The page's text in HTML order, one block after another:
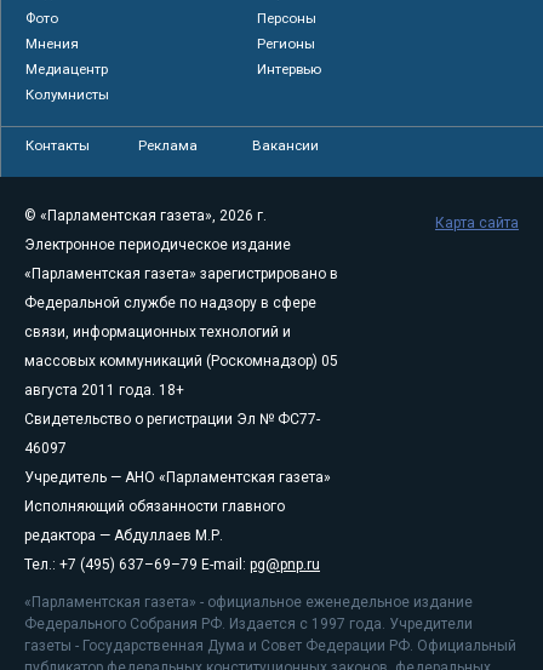
Фото
Персоны
Мнения
Регионы
Медиацентр
Интервью
Колумнисты
Контакты Реклама Вакансии
© «Парламентская газета», 2026 г.
Электронное периодическое издание
«Парламентская газета» зарегистрировано в
Федеральной службе по надзору в сфере
связи, информационных технологий и
массовых коммуникаций (Роскомнадзор) 05
августа 2011 года. 18+
Свидетельство о регистрации Эл № ФС77-
46097
Учредитель — АНО «Парламентская газета»
Исполняющий обязанности главного
редактора — Абдуллаев М.Р.
Тел.: +7 (495) 637–69–79 E-mail: pg@pnp.ru
«Парламентская газета» - официальное еженедельное издание
Федерального Собрания РФ. Издается с 1997 года. Учредители
газеты - Государственная Дума и Совет Федерации РФ. Официальный
Карта сайта